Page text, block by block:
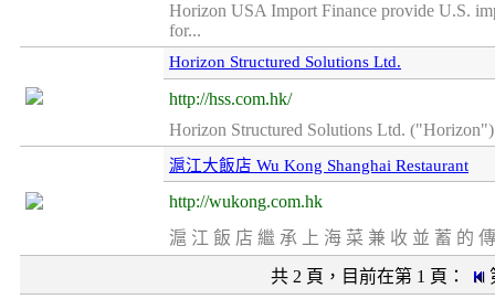
Horizon USA Import Finance provide U.S.
for...
Horizon Structured Solutions Ltd.
http://hss.com.hk/
Horizon Structured Solutions Ltd.
滬江大飯店 Wu Kong Shanghai Restaurant
http://wukong.com.hk
滬 江 飯 店 繼 承 上 海 菜 兼 收 並 蓄 的
共 2 頁，目前在第 1 頁：